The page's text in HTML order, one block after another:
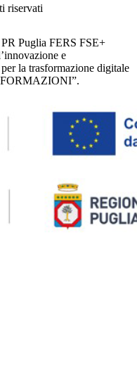
riservati
Puglia FERS FSE+
e
la trasformazione digitale